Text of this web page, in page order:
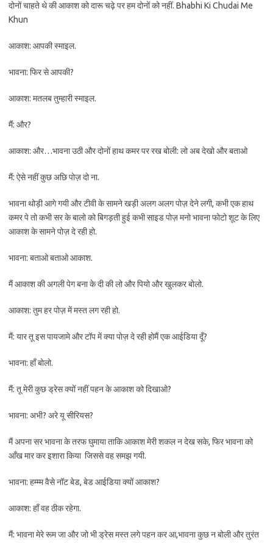
दोनों चाहते थे की आकाश को दारू चढ़े पर हम दोनों को नहीं. Bhabhi Ki Chudai Me
Khun
आकाश: आपकी स्माइल.
भावना: फिर से आपकी?
आकाश: मतलब तुम्हारी स्माइल.
मैं: और?
आकाश: और…भावना उठी और दोनों हाथ कमर पर रख बोली: लो अब देखो और बताओ
मैं: ऐसे नहीं कुछ अछि पोज़ दो ना.
भावना थोड़ी आगे गयी और टीवी के सामने खड़ी अलग अलग पोज़ देने लगी, कभी एक हाथ
कमर पे तो कभी सर के बालो को बिगड़ती हुई कभी साइड पोज़ मनो भावना फोटो शूट के लिए
आकाश के सामने पोज़ दे रही हो.
भावना: बताओ बताओ आकाश.
मैं आकाश की अगली पेग बना के दी की लो और पियो और खुलकर बोलो.
आकाश: तुम हर पोज़ में मस्त लग रही हो.
मैं: यार तू इस पायजामे और टॉप में क्या पोज़ दे रही होमैं एक आईडिया दूँ?
भावना: हाँ बोलो.
मैं: तू मेरी कुछ ड्रेस क्यों नहीं पहन के आकाश को दिखाओ?
भावना: अभी? अरे यू सीरियस?
मैं अपना सर भावना के तरफ घुमाया ताकि आकाश मेरी शकल न देख सके, फिर भावना को
आँख मार कर इशारा किया जिससे वह समझ गयी.
भावना: हम्म्म वैसे नॉट बेड, बेड आईडिया क्यों आकाश?
आकाश: हाँ वह ठीक रहेगा.
मैं: भावना मेरे रूम जा और जो भी ड्रेस मस्त लगे पहन कर आ,भावना कुछ न बोली और तुरंत